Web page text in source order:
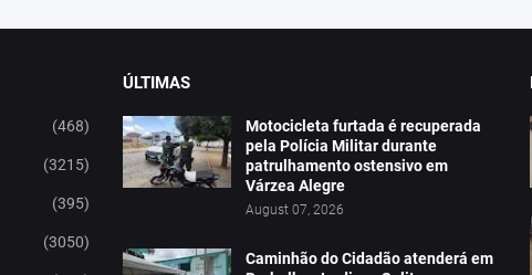
(468)
(3215)
(395)
(3050)
ÚLTIMAS
Motocicleta furtada é recuperada
pela Polícia Militar durante
patrulhamento ostensivo em
Várzea Alegre
August 07, 2026
Caminhão do Cidadão atenderá em